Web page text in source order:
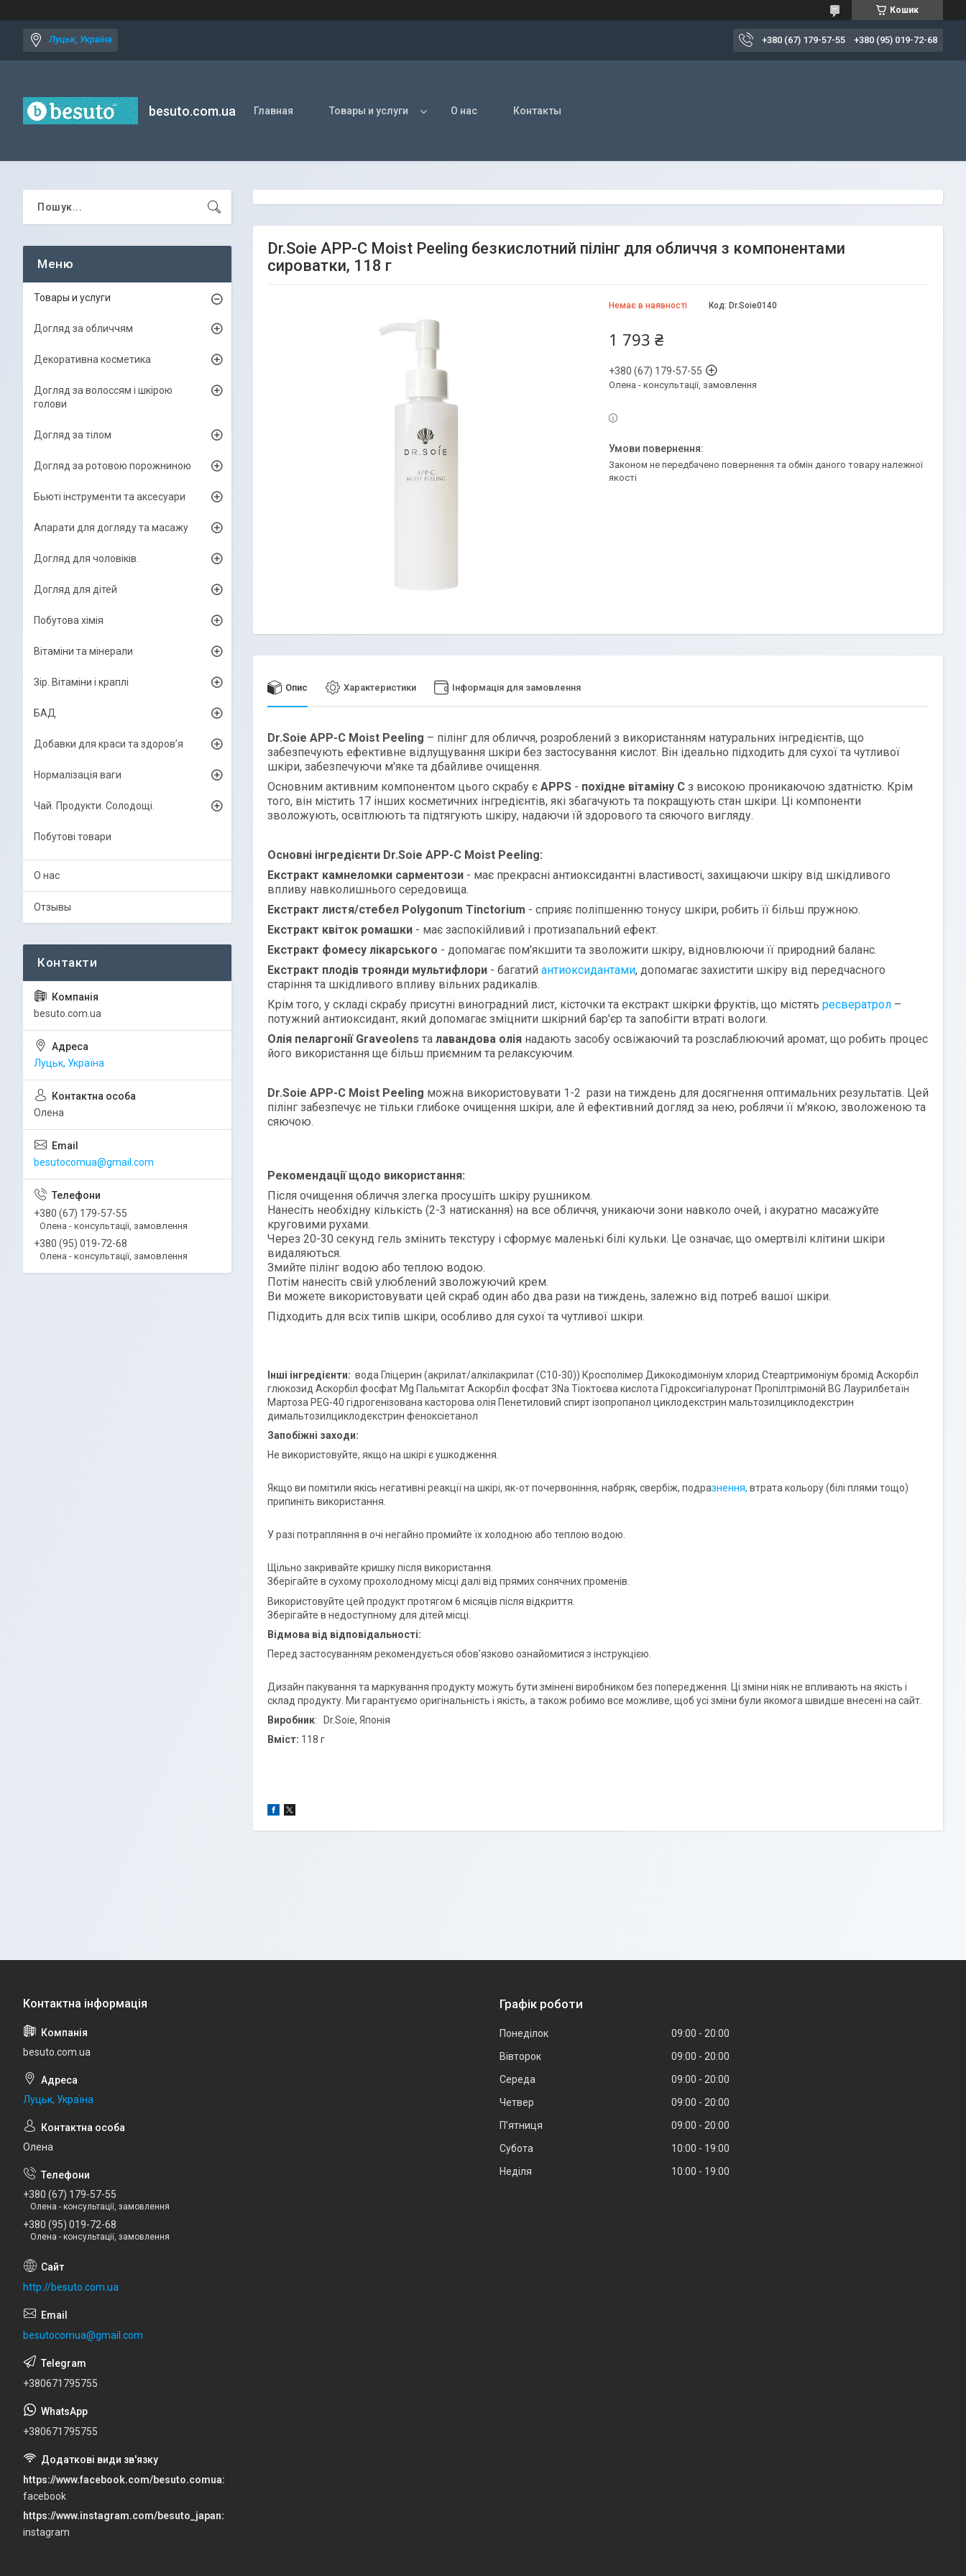
Кошик
Луцьк, Україна +380 (67) 179-57-55 +380 (95) 019-72-68
besuto.com.ua Главная Товары и услуги О нас Контакты
Dr.Soie APP-C Moist Peeling безкислотний пілінг для обличчя з компонентами
сироватки, 118 г
Немає в наявності Код: Dr.Soie0140
1 793 ₴
+380 (67) 179-57-55
Олена - консультації, замовлення
Законом не передбачено повернення та обмін даного товару належної
якості
Опис Характеристики Інформація для замовлення
Dr.Soie APP-C Moist Peeling – пілінг для обличчя, розроблений з використанням натуральних інгредієнтів, що
забезпечують ефективне відлущування шкіри без застосування кислот. Він ідеально підходить для сухої та чутливої
шкіри, забезпечуючи м'яке та дбайливе очищення.
Основним активним компонентом цього скрабу є APPS - похідне вітаміну C з високою проникаючою здатністю. Крім
того, він містить 17 інших косметичних інгредієнтів, які збагачують та покращують стан шкіри. Ці компоненти
зволожують, освітлюють та підтягують шкіру, надаючи їй здорового та сяючого вигляду.
Основні інгредієнти Dr.Soie APP-C Moist Peeling:
Екстракт камнеломки сарментози - має прекрасні антиоксидантні властивості, захищаючи шкіру від шкідливого
впливу навколишнього середовища.
Екстракт листя/стебел Polygonum Tinctorium - сприяє поліпшенню тонусу шкіри, робить її більш пружною.
Екстракт квіток ромашки - має заспокійливий і протизапальний ефект.
Екстракт фомесу лікарського - допомагає пом'якшити та зволожити шкіру, відновлюючи її природний баланс.
Екстракт плодів троянди мультифлори - багатий антиоксидантами, допомагає захистити шкіру від передчасного
старіння та шкідливого впливу вільних радикалів.
Крім того, у складі скрабу присутні виноградний лист, кісточки та екстракт шкірки фруктів, що містять ресвератрол –
потужний антиоксидант, який допомагає зміцнити шкірний бар'єр та запобігти втраті вологи.
Олія пеларгонії Graveolens та лавандова олія надають засобу освіжаючий та розслаблюючий аромат, що робить процес
його використання ще більш приємним та релаксуючим.
Dr.Soie APP-C Moist Peeling можна використовувати 1-2 рази на тиждень для досягнення оптимальних результатів. Цей
пілінг забезпечує не тільки глибоке очищення шкіри, але й ефективний догляд за нею, роблячи її м'якою, зволоженою та
сяючою.
Рекомендації щодо використання:
Після очищення обличчя злегка просушіть шкіру рушником.
Нанесіть необхідну кількість (2-3 натискання) на все обличчя, уникаючи зони навколо очей, і акуратно масажуйте
круговими рухами.
Через 20-30 секунд гель змінить текстуру і сформує маленькі білі кульки. Це означає, що омертвілі клітини шкіри
видаляються.
Змийте пілінг водою або теплою водою.
Потім нанесіть свій улюблений зволожуючий крем.
Ви можете використовувати цей скраб один або два рази на тиждень, залежно від потреб вашої шкіри.
Підходить для всіх типів шкіри, особливо для сухої та чутливої шкіри.
Інші інгредієнти: вода Гліцерин (акрилат/алкілакрилат (C10-30)) Кросполімер Дикокодімоніум хлорид Стеартримоніум бромід Аскорбіл
глюкозид Аскорбіл фосфат Mg Пальмітат Аскорбіл фосфат 3Na Тіоктоєва кислота Гідроксигіалуронат Пропілтрімоній BG Лаурилбетаїн
Мартоза PEG-40 гідрогенізована касторова олія Пенетиловий спирт ізопропанол циклодекстрин мальтозилциклодекстрин
димальтозилциклодекстрин феноксіетанол
Запобіжні заходи:
Не використовуйте, якщо на шкірі є ушкодження.
Якщо ви помітили якісь негативні реакції на шкірі, як-от почервоніння, набряк, свербіж, подразнення, втрата кольору (білі плями тощо)
припиніть використання.
У разі потрапляння в очі негайно промийте їх холодною або теплою водою.
Щільно закривайте кришку після використання.
Зберігайте в сухому прохолодному місці далі від прямих сонячних променів.
Використовуйте цей продукт протягом 6 місяців після відкриття.
Зберігайте в недоступному для дітей місці.
Відмова від відповідальності:
Перед застосуванням рекомендується обов'язково ознайомитися з інструкцією.
Дизайн пакування та маркування продукту можуть бути змінені виробником без попередження. Ці зміни ніяк не впливають на якість і
склад продукту. Ми гарантуємо оригінальність і якість, а також робимо все можливе, щоб усі зміни були якомога швидше внесені на сайт.
Виробник: Dr.Soie, Японія
Вміст: 118 г
Товары и услуги
Догляд за обличчям
Декоративна косметика
Догляд за волоссям і шкірою
голови
Догляд за тілом
Догляд за ротовою порожниною
Бьюті інструменти та аксесуари
Апарати для догляду та масажу
Догляд для чоловіків.
Догляд для дітей
Побутова хімія
Вітаміни та мінерали
Зір. Вітаміни і краплі
БАД
Добавки для краси та здоров’я
Нормалізація ваги
Чай. Продукти. Солодощі.
Побутові товари
О нас
Отзывы
besuto.com.ua
Луцьк, Україна
Олена
besutocomua@gmail.com
+380 (67) 179-57-55
Олена - консультації, замовлення
+380 (95) 019-72-68
Олена - консультації, замовлення
besuto.com.ua
Луцьк, Україна
Олена
+380 (67) 179-57-55
Олена - консультації, замовлення
+380 (95) 019-72-68
Олена - консультації, замовлення
http://besuto.com.ua
besutocomua@gmail.com
+380671795755
+380671795755
https://www.facebook.com/besuto.comua
facebook
https://www.instagram.com/besuto_japan
instagram
Графік роботи
Понеділок 09:00
20:00
Вівторок
09:00
20:00
Середа
09:00
20:00
Четвер
09:00
20:00
Пʼятниця
09:00
20:00
Субота
10:00
19:00
Неділя
10:00 19:00